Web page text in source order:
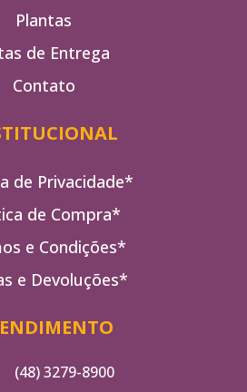
Plantas
de Entrega
Contato
de Privacidade*
de Compra*
e Condições*
e Devoluções*
(48) 3279-8900